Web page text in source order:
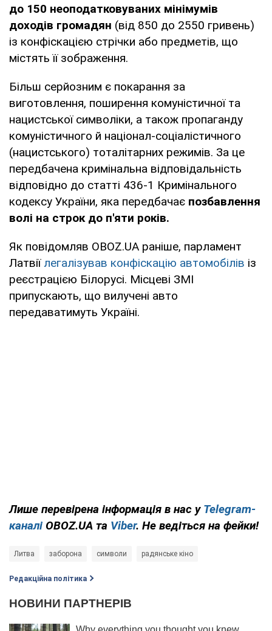
до 150 неоподатковуваних мінімумів
доходів громадян (від 850 до 2550 гривень)
із конфіскацією стрічки або предметів, що
містять її зображення.
Більш серйозним є покарання за
виготовлення, поширення комуністичної та
нацистської символіки, а також пропаганду
комуністичного й націонал-соціалістичного
(нацистського) тоталітарних режимів. За це
передбачена кримінальна відповідальність
відповідно до статті 436-1 Кримінального
кодексу України, яка передбачає позбавлення
волі на строк до п'яти років.
Як повідомляв OBOZ.UA раніше, парламент
Латвіїлегалізував конфіскацію автомобілів із
реєстрацією Білорусі. Місцеві ЗМІ
припускають, що вилучені авто
передаватимуть Україні.
Лише перевірена інформація в нас у Telegram-
каналі OBOZ.UA та Viber. Не ведіться на фейки!
Литва заборона символи радянське кіно
Редакційна політика